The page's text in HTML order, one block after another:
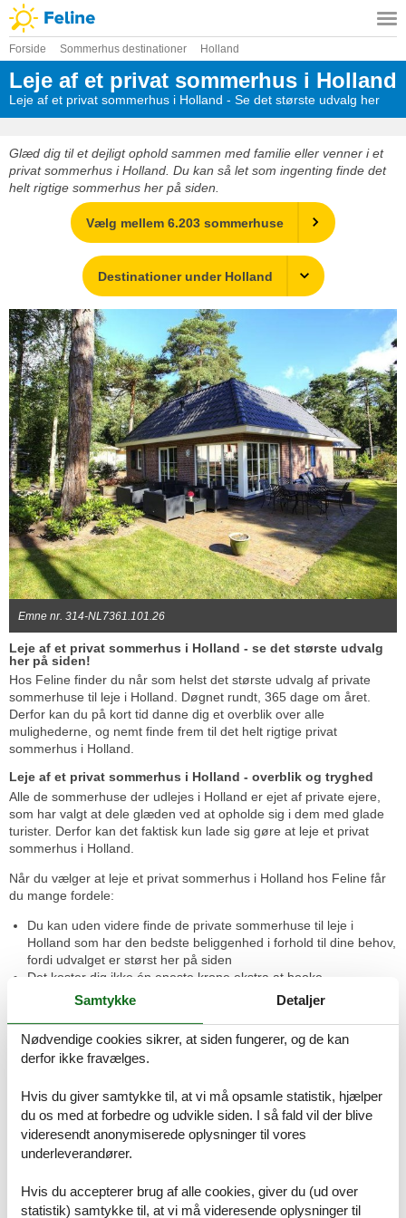
Forside Sommerhus destinationer Holland
Leje af et privat sommerhus i Holland
Leje af et privat sommerhus i Holland - Se det største udvalg her
Glæd dig til et dejligt ophold sammen med familie eller venner i et
privat sommerhus i Holland. Du kan så let som ingenting finde det
helt rigtige sommerhus her på siden.
Vælg mellem 6.203 sommerhuse
Destinationer under Holland
Emne nr. 314-NL7361.101.26
Leje af et privat sommerhus i Holland - se det største udvalg
her på siden!
Hos Feline finder du når som helst det største udvalg af private
sommerhuse til leje i Holland. Døgnet rundt, 365 dage om året.
Derfor kan du på kort tid danne dig et overblik over alle
mulighederne, og nemt finde frem til det helt rigtige privat
sommerhus i Holland.
Leje af et privat sommerhus i Holland - overblik og tryghed
Alle de sommerhuse der udlejes i Holland er ejet af private ejere,
som har valgt at dele glæden ved at opholde sig i dem med glade
turister. Derfor kan det faktisk kun lade sig gøre at leje et privat
sommerhus i Holland.
Når du vælger at leje et privat sommerhus i Holland hos Feline får
du mange fordele:
Du kan uden videre finde de private sommerhuse til leje i
Holland som har den bedste beliggenhed i forhold til dine behov,
fordi udvalget er størst her på siden
Det koster dig ikke én eneste krone ekstra at booke
sommerhuset hos os
Der er 100% prisgaranti på alle de sommerhuse, som udlejes
gennem os
Er du i tvivl om noget er vi til hver en tid klar til at hjælpe
Du kan vælge at tilkøbe slutrengøring hvis ikke I selv gider at
Du kan vælge at tilkøbe en afbestillingsforsikring således at du
får dine penge tilbage, hvis uheldet skulle være ude
Se private sommerhuse til leje i Holland her
Som kunde hos Feline betaler du intet som helst ekstra for de
mange fordele. Vi har prisgaranti på alle vores sommerhuse, så
Samtykke Detaljer
Nødvendige cookies sikrer, at siden fungerer, og de kan
derfor ikke fravælges.
Hvis du giver samtykke til, at vi må opsamle statistik, hjælper
du os med at forbedre og udvikle siden. I så fald vil der blive
videresendt anonymiserede oplysninger til vores
underleverandører.
Hvis du accepterer brug af alle cookies, giver du (ud over
statistik) samtykke til, at vi må videresende oplysninger til